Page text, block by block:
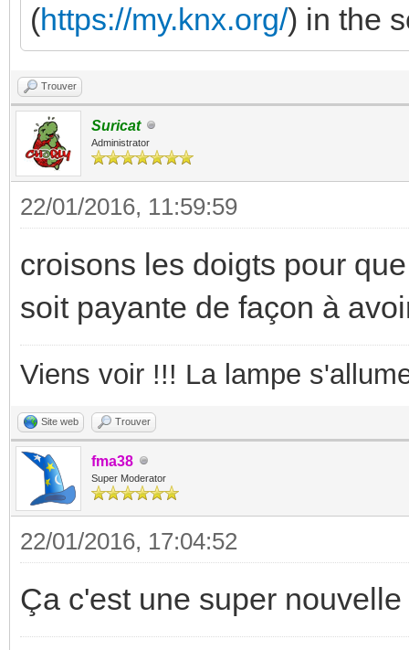
(https://my.knx.org/) in the
Trouver
Suricat
Administrator
22/01/2016, 11:59:59
croisons les doigts pour
soit payante de façon à
Viens voir !!! La lampe
Site web Trouver
fma38
Super Moderator
22/01/2016, 17:04:52
Ça c'est une super nouvelle